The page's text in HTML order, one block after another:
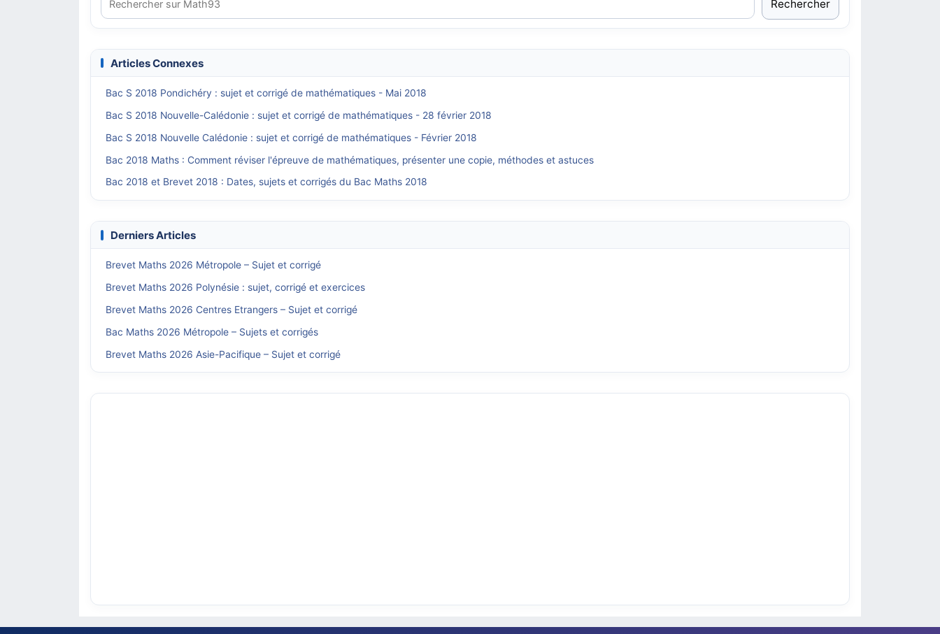
Rechercher
Articles Connexes
Bac S 2018 Pondichéry : sujet et corrigé de mathématiques - Mai 2018
Bac S 2018 Nouvelle-Calédonie : sujet et corrigé de mathématiques - 28 février 2018
Bac S 2018 Nouvelle Calédonie : sujet et corrigé de mathématiques - Février 2018
Bac 2018 Maths : Comment réviser l'épreuve de mathématiques, présenter une copie, méthodes et astuces
Bac 2018 et Brevet 2018 : Dates, sujets et corrigés du Bac Maths 2018
Derniers Articles
Brevet Maths 2026 Métropole – Sujet et corrigé
Brevet Maths 2026 Polynésie : sujet, corrigé et exercices
Brevet Maths 2026 Centres Etrangers – Sujet et corrigé
Bac Maths 2026 Métropole – Sujets et corrigés
Brevet Maths 2026 Asie-Pacifique – Sujet et corrigé